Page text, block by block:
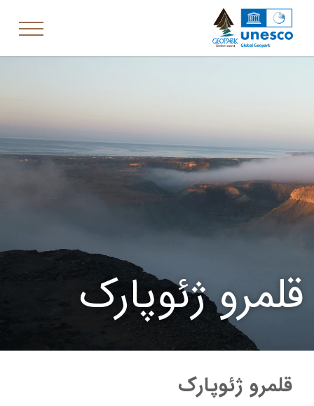
قلمرو ژئوپارک
قلمرو ژئوپارک